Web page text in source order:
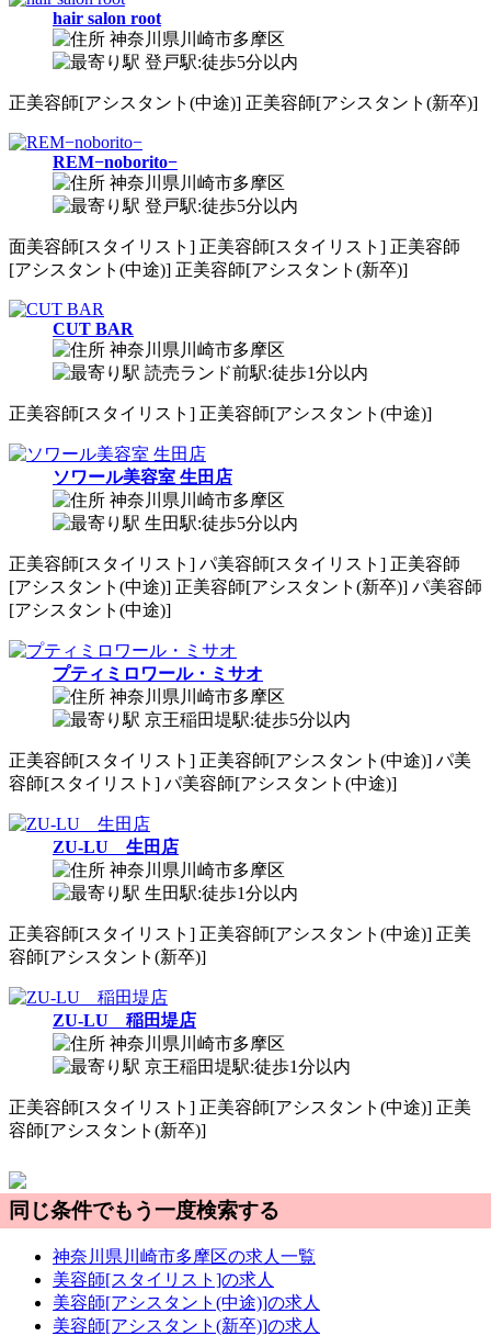
hair salon root
神奈川県川崎市多摩区
登戸駅:徒歩5分以内
正美容師[アシスタント(中途)] 正美容師[アシスタント(新卒)]
REM−noborito−
神奈川県川崎市多摩区
登戸駅:徒歩5分以内
面美容師[スタイリスト] 正美容師[スタイリスト] 正美容師
[アシスタント(中途)] 正美容師[アシスタント(新卒)]
CUT BAR
神奈川県川崎市多摩区
読売ランド前駅:徒歩1分以内
正美容師[スタイリスト] 正美容師[アシスタント(中途)]
ソワール美容室 生田店
神奈川県川崎市多摩区
生田駅:徒歩5分以内
正美容師[スタイリスト] パ美容師[スタイリスト] 正美容師
[アシスタント(中途)] 正美容師[アシスタント(新卒)] パ美容師
[アシスタント(中途)]
プティミロワール・ミサオ
神奈川県川崎市多摩区
京王稲田堤駅:徒歩5分以内
正美容師[スタイリスト] 正美容師[アシスタント(中途)] パ美
容師[スタイリスト] パ美容師[アシスタント(中途)]
ZU-LU 生田店
神奈川県川崎市多摩区
生田駅:徒歩1分以内
正美容師[スタイリスト] 正美容師[アシスタント(中途)] 正美
容師[アシスタント(新卒)]
ZU-LU 稲田堤店
神奈川県川崎市多摩区
京王稲田堤駅:徒歩1分以内
正美容師[スタイリスト] 正美容師[アシスタント(中途)] 正美
容師[アシスタント(新卒)]
同じ条件でもう一度検索する
神奈川県川崎市多摩区の求人一覧
美容師[スタイリスト]の求人
美容師[アシスタント(中途)]の求人
美容師[アシスタント(新卒)]の求人